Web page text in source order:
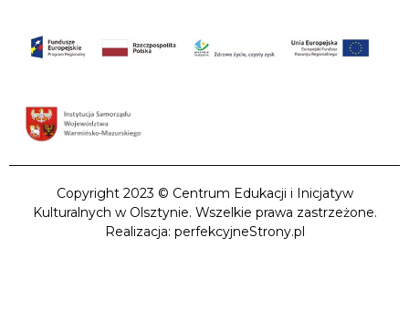
Copyright 2023 © Centrum Edukacji i Inicjatyw
Kulturalnych w Olsztynie. Wszelkie prawa zastrzeżone.
Realizacja: perfekcyjneStrony.pl